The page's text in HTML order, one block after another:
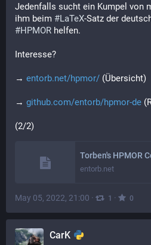
Jedenfalls sucht ein Kumpel von
ihm beim #LaTeX
#HPMOR helfen.
Interesse?
→ entorb.net/hpmor/ (Übersicht)
→ github.com/entorb/hpmor-de
(2/2)
Torben's HPMOR
entorb.net
May 05, 2022, 21:00 · 1 · 0
CarK